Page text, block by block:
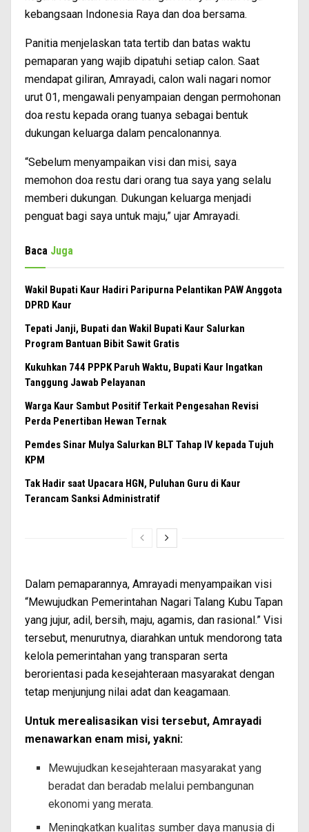
kebangsaan Indonesia Raya dan doa bersama.
Panitia menjelaskan tata tertib dan batas waktu
pemaparan yang wajib dipatuhi setiap calon. Saat
mendapat giliran, Amrayadi, calon wali nagari nomor
urut 01, mengawali penyampaian dengan permohonan
doa restu kepada orang tuanya sebagai bentuk
dukungan keluarga dalam pencalonannya.
“Sebelum menyampaikan visi dan misi, saya
memohon doa restu dari orang tua saya yang selalu
memberi dukungan. Dukungan keluarga menjadi
penguat bagi saya untuk maju,” ujar Amrayadi.
Baca Juga
Wakil Bupati Kaur Hadiri Paripurna Pelantikan PAW Anggota
DPRD Kaur
Tepati Janji, Bupati dan Wakil Bupati Kaur Salurkan
Program Bantuan Bibit Sawit Gratis
Kukuhkan 744 PPPK Paruh Waktu, Bupati Kaur Ingatkan
Tanggung Jawab Pelayanan
Warga Kaur Sambut Positif Terkait Pengesahan Revisi
Perda Penertiban Hewan Ternak
Pemdes Sinar Mulya Salurkan BLT Tahap IV kepada Tujuh
KPM
Tak Hadir saat Upacara HGN, Puluhan Guru di Kaur
Terancam Sanksi Administratif
Dalam pemaparannya, Amrayadi menyampaikan visi
“Mewujudkan Pemerintahan Nagari Talang Kubu Tapan
yang jujur, adil, bersih, maju, agamis, dan rasional.” Visi
tersebut, menurutnya, diarahkan untuk mendorong tata
kelola pemerintahan yang transparan serta
berorientasi pada kesejahteraan masyarakat dengan
tetap menjunjung nilai adat dan keagamaan.
Untuk merealisasikan visi tersebut, Amrayadi
menawarkan enam misi, yakni:
Mewujudkan kesejahteraan masyarakat yang
beradat dan beradab melalui pembangunan
ekonomi yang merata.
Meningkatkan kualitas sumber daya manusia di